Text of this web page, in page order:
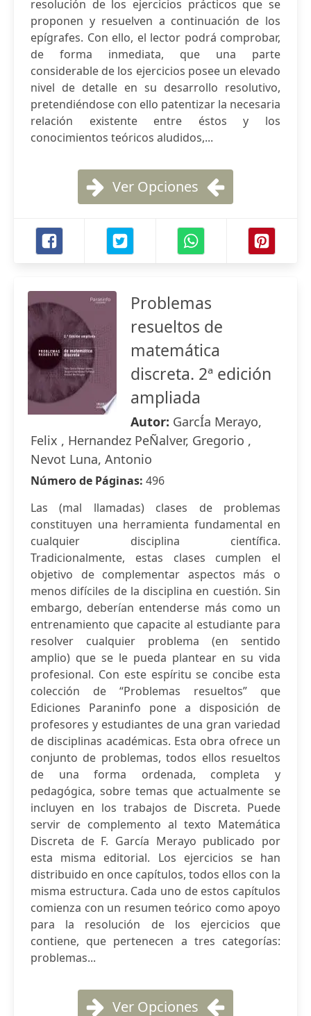
resolución de los ejercicios prácticos que se
proponen y resuelven a continuación de los
epígrafes. Con ello, el lector podrá comprobar,
de forma inmediata, que una parte
considerable de los ejercicios posee un elevado
nivel de detalle en su desarrollo resolutivo,
pretendiéndose con ello patentizar la necesaria
relación existente entre éstos y los
conocimientos teóricos aludidos,...
Ver Opciones
Problemas
resueltos de
matemática
discreta. 2ª edición
ampliada
Autor: GarcÍa Merayo,
Felix , Hernandez PeÑalver, Gregorio ,
Nevot Luna, Antonio
Número de Páginas: 496
Las (mal llamadas) clases de problemas
constituyen una herramienta fundamental en
cualquier disciplina científica.
Tradicionalmente, estas clases cumplen el
objetivo de complementar aspectos más o
menos difíciles de la disciplina en cuestión. Sin
embargo, deberían entenderse más como un
entrenamiento que capacite al estudiante para
resolver cualquier problema (en sentido
amplio) que se le pueda plantear en su vida
profesional. Con este espíritu se concibe esta
colección de “Problemas resueltos” que
Ediciones Paraninfo pone a disposición de
profesores y estudiantes de una gran variedad
de disciplinas académicas. Esta obra ofrece un
conjunto de problemas, todos ellos resueltos
de una forma ordenada, completa y
pedagógica, sobre temas que actualmente se
incluyen en los trabajos de Discreta. Puede
servir de complemento al texto Matemática
Discreta de F. García Merayo publicado por
esta misma editorial. Los ejercicios se han
distribuido en once capítulos, todos ellos con la
misma estructura. Cada uno de estos capítulos
comienza con un resumen teórico como apoyo
para la resolución de los ejercicios que
contiene, que pertenecen a tres categorías:
problemas...
Ver Opciones